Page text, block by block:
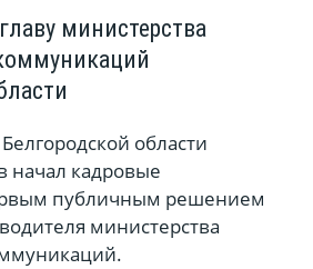
министерства
области
начал кадровые
публичным решением
министерства